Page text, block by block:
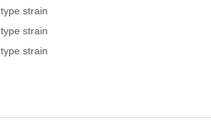
type strain
type strain
type strain